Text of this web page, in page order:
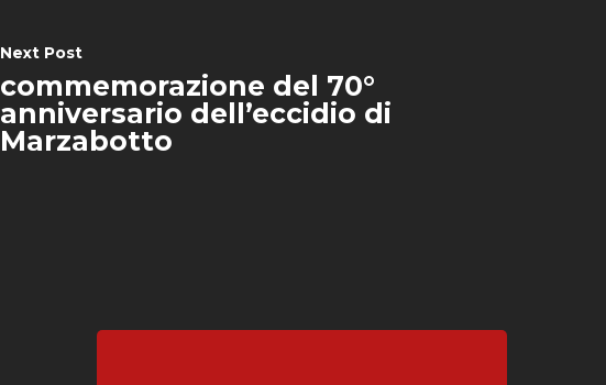
Next Post
commemorazione del 70°
anniversario dell’eccidio di
Marzabotto